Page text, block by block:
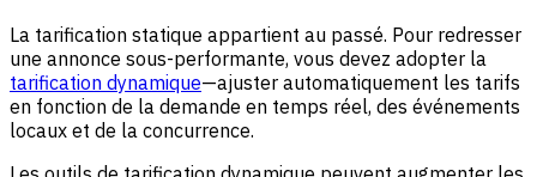
La tarification statique appartient au passé. Pour redresser
une annonce sous-performante, vous devez adopter la
tarification dynamique—ajuster automatiquement les tarifs
en fonction de la demande en temps réel, des événements
locaux et de la concurrence.